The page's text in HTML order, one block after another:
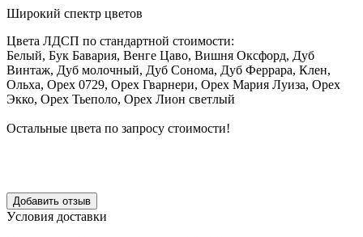
Широкий спектр цветов
Цвета ЛДСП по стандартной стоимости:
Белый, Бук Бавария, Венге Цаво, Вишня Оксфорд, Дуб
Винтаж, Дуб молочный, Дуб Сонома, Дуб Феррара, Клен,
Ольха, Орех 0729, Орех Гварнери, Орех Мария Луиза, Орех
Экко, Орех Тьеполо, Орех Лион светлый
Остальные цвета по запросу стоимости!
Уcловия доcтавки